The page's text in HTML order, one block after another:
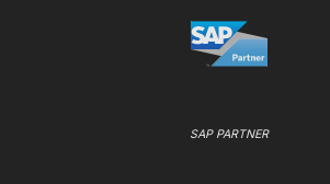
SAP PARTNER